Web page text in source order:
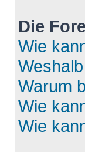
Die
Wie
Warum
Wie
Wie